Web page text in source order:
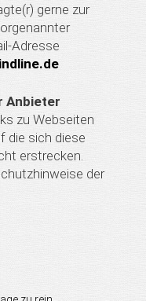
gerne zur
Adresse
Anbieter
zu Webseiten
die sich diese
erstrecken.
der